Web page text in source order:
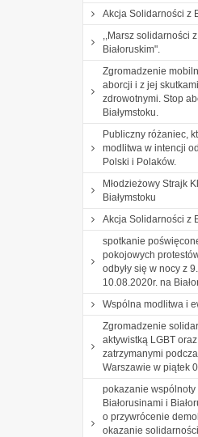
Akcja Solidarności z
,,Marsz solidarności
Białoruskim".
Zgromadzenie
aborcji i z jej
zdrowotnymi. Stop
Białymstoku.
Publiczny różaniec,
modlitwa w intencji
Polski i Polaków.
Młodzieżowy Strajk
Białymstoku
Akcja Solidarności z
spotkanie
pokojowych
odbyły się w nocy z
10.08.2020r. na
Wspólna modlitwa i
Zgromadzenie
aktywistką LGBT
zatrzymanymi
Warszawie w piątek
pokazanie wspólnoty
Białorusinami i
o przywrócenie
okazanie